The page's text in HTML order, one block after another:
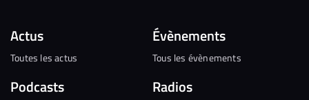
Actus
Toutes les actus
Podcasts
Évènements
Tous les évènements
Radios